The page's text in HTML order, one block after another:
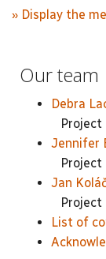
» Display the
Our team
Debra
Project
Jennifer
Project
Jan
Project
List of